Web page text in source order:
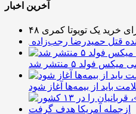
آخرین اخبار
خرید یک تویوتا کمری
قتل حمیدرضا رجب‌زاده
فولد ۵ منتشر شد
باید از بیمه‌ها آغاز شود